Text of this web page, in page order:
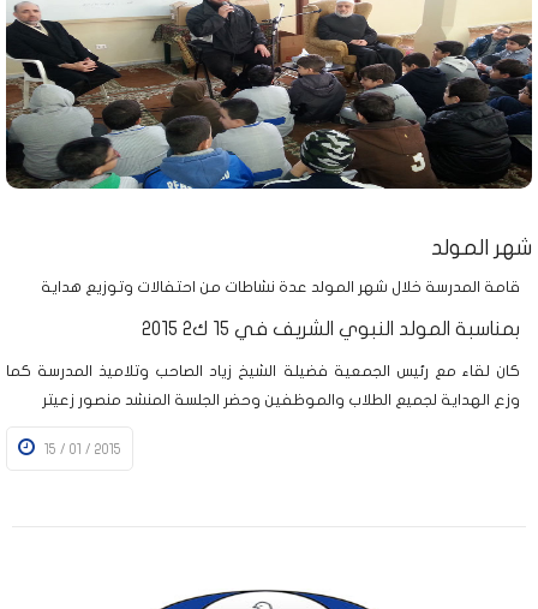
شهر المولد
قامة المدرسة خلال شهر المولد عدة نشاطات من احتفالات وتوزيع هداية
بمناسبة المولد النبوي الشريف في 15 ك2 2015
كان لقاء مع رئيس الجمعية فضيلة الشيخ زياد الصاحب وتلاميذ المدرسة كما
وزع الهداية لجميع الطلاب والموظفين وحضر الجلسة المنشد منصور زعيتر
15 / 01 / 2015